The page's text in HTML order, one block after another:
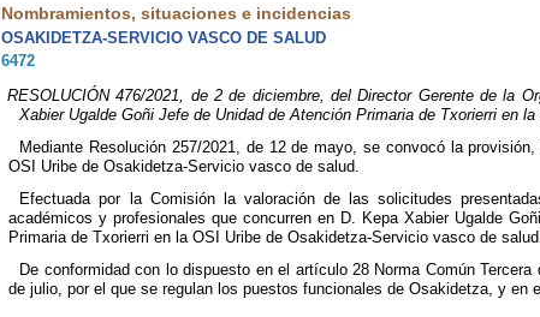
Nombramientos, situaciones e incidencias
OSAKIDETZA-SERVICIO VASCO DE SALUD
6472
RESOLUCIÓN 476/2021, de 2 de diciembre, del Director Gerente de la
Xabier Ugalde Goñi Jefe de Unidad de Atención Primaria de Txorierri en
Mediante Resolución 257/2021, de 12 de mayo, se convocó la
OSI Uribe de Osakidetza-Servicio vasco de salud.
Efectuada por la Comisión la valoración de las solicitudes
académicos y profesionales que concurren en D. Kepa Xabier Ugalde
Primaria de Txorierri en la OSI Uribe de Osakidetza-Servicio vasco de salud.
De conformidad con lo dispuesto en el artículo 28 Norma Común
de julio, por el que se regulan los puestos funcionales de Osakidetza, y en